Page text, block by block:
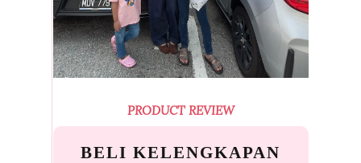
PRODUCT REVIEW
BELI KELENGKAPAN